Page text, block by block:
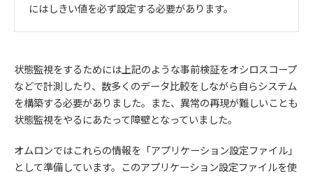
にはしきい値を必ず設定する必要があります。
状態監視をするためには上記のような事前検証をオシロスコープ
などで計測したり、数多くのデータ比較をしながら自らシステム
を構築する必要がありました。また、異常の再現が難しいことも
状態監視をやるにあたって障壁となっていました。
オムロンではこれらの情報を「アプリケーション設定ファイル」
として準備しています。このアプリケーション設定ファイルを使